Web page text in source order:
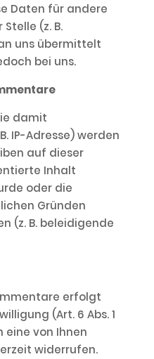
Daten für andere
(z. B.
uns übermittelt
bei uns.
damit
IP-Adresse) werden
auf dieser
Inhalt
oder die
Gründen
(z. B. beleidigende
erfolgt
(Art. 6 Abs. 1
eine von Ihnen
widerrufen.